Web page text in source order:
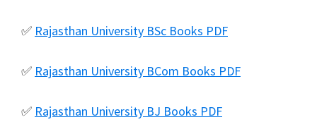
✅ Rajasthan University BSc Books PDF
✅ Rajasthan University BCom Books PDF
✅ Rajasthan University BJ Books PDF